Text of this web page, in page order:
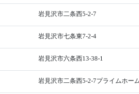
岩見沢市二条西5-2-7
岩見沢市七条東7-2-4
岩見沢市六条西13-38-1
岩見沢市二条西5-2-7プライムホー